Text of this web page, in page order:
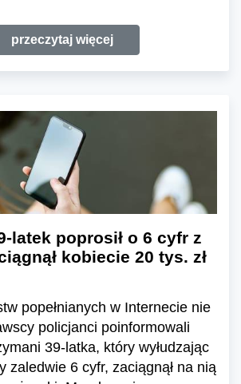
przeczytaj więcej
latek poprosił o 6 cyfr z
kobiecie 20 tys. zł
popełnianych w Internecie nie
policjanci poinformowali
39-latka, który wyłudzając
zaledwie 6 cyfr, zaciągnął na nią